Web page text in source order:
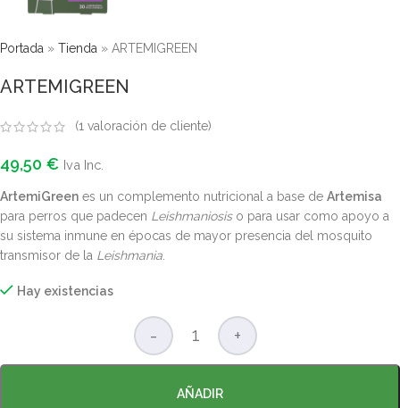
Portada » Tienda » ARTEMIGREEN
ARTEMIGREEN
(1 valoración de cliente)
49,50 € Iva Inc.
ArtemiGreen es un complemento nutricional a base de Artemisa
para perros que padecen Leishmaniosiso para usar como apoyo a
su sistema inmune en épocas de mayor presencia del mosquito
transmisor de la Leishmania
Hay existencias
AÑADIR